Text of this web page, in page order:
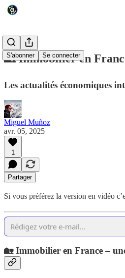
S'abonner Se connecter
🏡 Immobilier en
Les actualités économiques
Miguel Muñoz
avr. 05, 2025
1
Partager
Si vous préférez la version en vidéo
🏡 Immobilier en France –